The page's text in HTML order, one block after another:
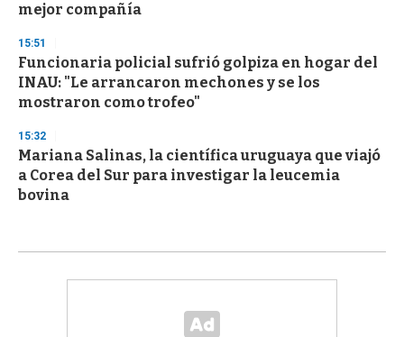
mejor compañía
15:51
Funcionaria policial sufrió golpiza en hogar del
INAU: "Le arrancaron mechones y se los
mostraron como trofeo"
15:32
Mariana Salinas, la científica uruguaya que viajó
a Corea del Sur para investigar la leucemia
bovina